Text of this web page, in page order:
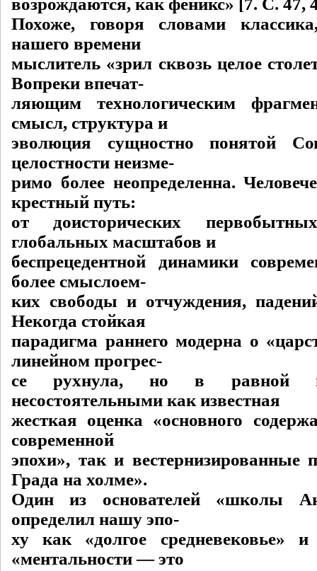
возрождаются, как феникс» [7. C. 47,
Похоже, говоря словами
нашего времени
мыслитель «зрил сквозь целое
Вопреки впечат-
ляющим технологическим
смысл, структура и
эволюция сущностно понятой
целостности неизме-
римо более неопределенна.
крестный путь:
от доисторических
глобальных масштабов и
беспрецедентной динамики
более смыслоем-
ких свободы и отчуждения,
Некогда стойкая
парадигма раннего модерна о
линейном прогрес-
се рухнула, но в равной
несостоятельными как известная
жесткая оценка «основного
современной
эпохи», так и вестернизированные
Града на холме».
Один из основателей «школы
определил нашу эпо-
ху как «долгое средневековье»
«ментальности — это